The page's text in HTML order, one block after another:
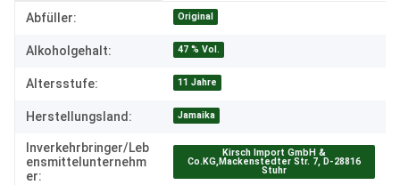
Produkteigenschaft
Wert
Abfüller: Original
Alkoholgehalt: 47 % Vol.
Altersstufe: 11 Jahre
Herstellungsland: Jamaika
Inverkehrbringer/Leb
ensmittelunternehm
er:
Kirsch Import GmbH &
Co.KG,Mackenstedter Str. 7, D-28816
Stuhr